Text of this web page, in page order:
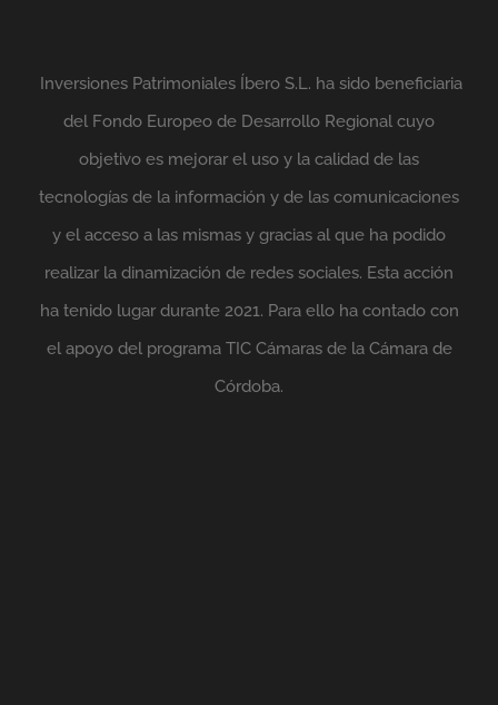
Inversiones Patrimoniales Íbero S.L. ha sido beneficiaria
del Fondo Europeo de Desarrollo Regional cuyo
objetivo es mejorar el uso y la calidad de las
tecnologías de la información y de las comunicaciones
y el acceso a las mismas y gracias al que ha podido
realizar la dinamización de redes sociales. Esta acción
ha tenido lugar durante 2021. Para ello ha contado con
el apoyo del programa TIC Cámaras de la Cámara de
Córdoba.